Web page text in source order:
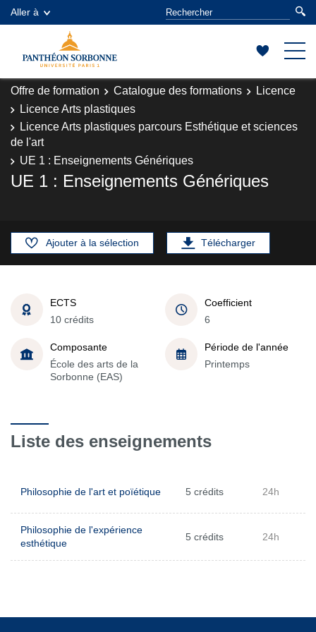
Aller à
Offre de formation Catalogue des formations
Licence
Licence Arts plastiques
Licence Arts plastiques parcours Esthétique et sciences
de l'art
UE 1 : Enseignements Génériques
UE 1 : Enseignements Génériques
Ajouter à la sélection Télécharger
ECTS
10 crédits
Coefficient
6
Composante
École des arts de la
Sorbonne (EAS)
Période de l'année
Printemps
Liste des enseignements
Philosophie de l'art et poïétique 5 crédits 24h
Philosophie de l'expérience
esthétique
5 crédits 24h